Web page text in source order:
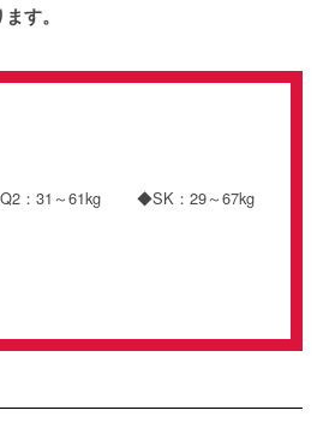
す。
31～61kg ◆SK：29～67kg